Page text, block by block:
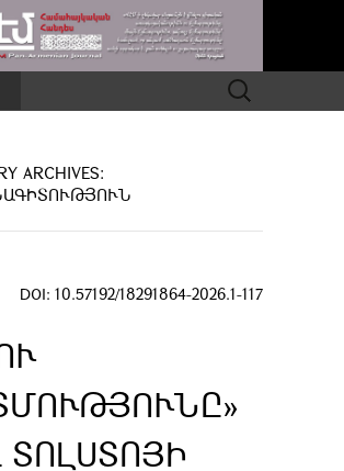
Որոնել՝
ARCHIVES:
DOI: 10.57192/18291864-2026.1-117
ՏՈԼՍՏՈՅԻ